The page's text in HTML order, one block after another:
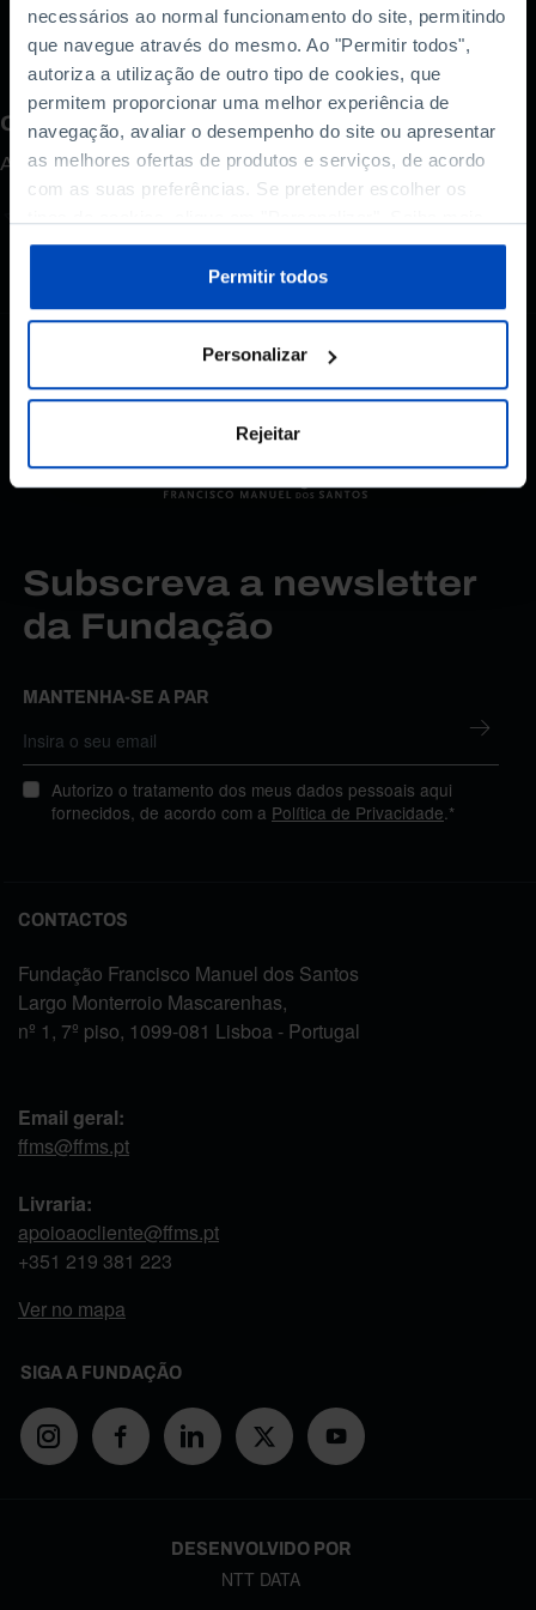
necessários ao normal funcionamento do site, permitindo
que navegue através do mesmo. Ao "Permitir todos",
autoriza a utilização de outro tipo de cookies, que
permitem proporcionar uma melhor experiência de
navegação, avaliar o desempenho do site ou apresentar
as melhores ofertas de produtos e serviços, de acordo
com as suas preferências. Se pretender escolher os
sobre cookies através da gestão de preferências ou da
Política de Cookies.
Permitir todos
Personalizar
Rejeitar
actual crise pandémica.
Como avalia este conteúdo?
A sua opinião é importante.
Subscreva a newsletter
da Fundação
MANTENHA-SE A PAR
Autorizo o tratamento dos meus dados pessoais aqui
fornecidos, de acordo com a Política de Privacidade .*
CONTACTOS
Fundação Francisco Manuel dos Santos
Largo Monterroio Mascarenhas,
nº 1, 7º piso, 1099-081 Lisboa - Portugal
Email geral:
ffms@ffms.pt
Livraria:
apoioaocliente@ffms.pt
+351 219 381 223
Ver no mapa
SIGA A FUNDAÇÃO
DESENVOLVIDO POR
NTT DATA